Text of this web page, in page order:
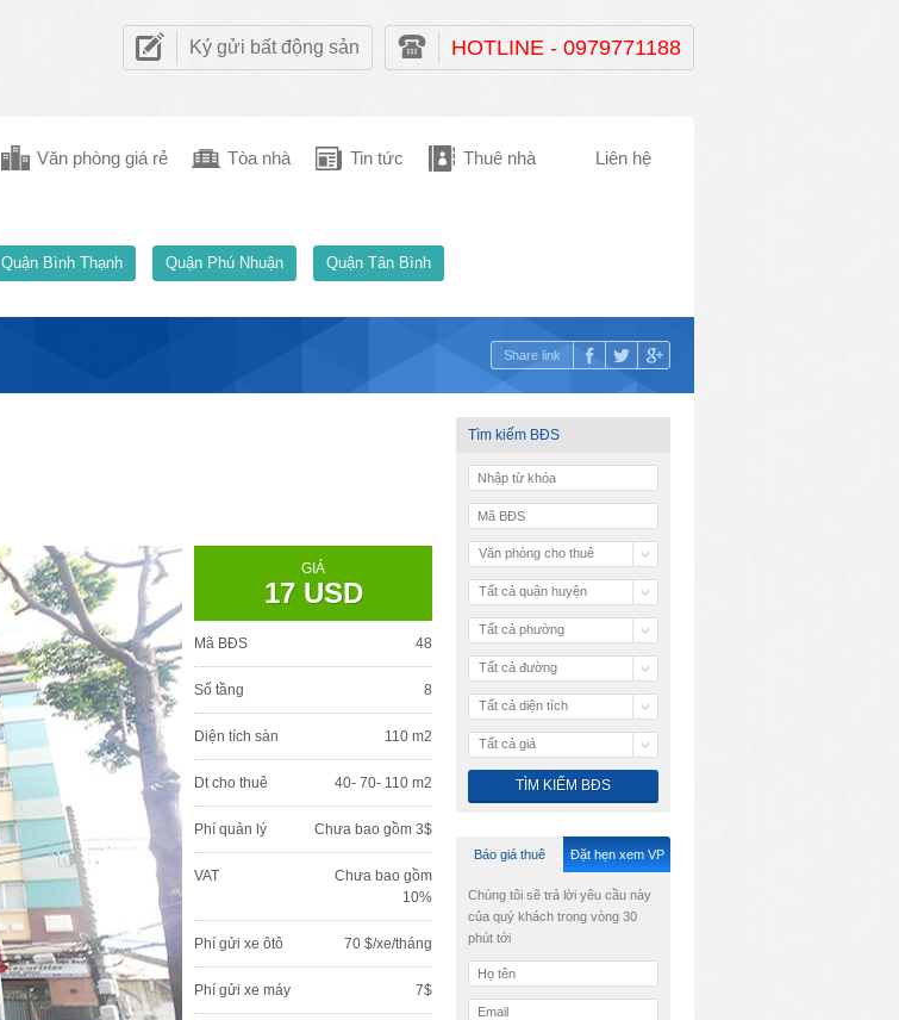
Ký gửi bất động sản HOTLINE - 0979771188
Văn phòng giá rẻ Tòa nhà Tin tức Thuê nhà Liên hệ
Quận Bình Thạnh Quận Phú Nhuận Quận Tân Bình
Share link
GIÁ
17 USD
Mã BĐS 48
Số tầng 8
Diện tích sàn 110 m2
Dt cho thuê 40- 70- 110 m2
Phí quản lý Chưa bao gồm 3$
VAT
Chưa bao gồm
10%
Phí gửi xe ôtô 70 $/xe/tháng
Phí gửi xe máy 7$
Tìm kiếm BĐS
Văn phòng cho thuê
Tất cả quận huyện
Tất cả phường
Tất cả đường
Tất cả diện tích
Tất cả giá
Báo giá thuê Đặt hẹn xem VP
Chúng tôi sẽ trả lời yêu cầu này
của quý khách trong vòng 30
phút tới